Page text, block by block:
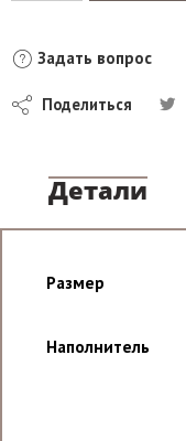
Задать вопрос
Поделиться
Детали
Размер
Наполнитель